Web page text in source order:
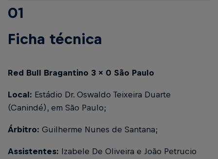
01
Ficha técnica
Red Bull Bragantino 3 x 0 São Paulo
Local: Estádio Dr. Oswaldo Teixeira Duarte
(Canindé), em São Paulo;
Árbitro: Guilherme Nunes de Santana;
Assistentes: Izabele De Oliveira e João Petrucio